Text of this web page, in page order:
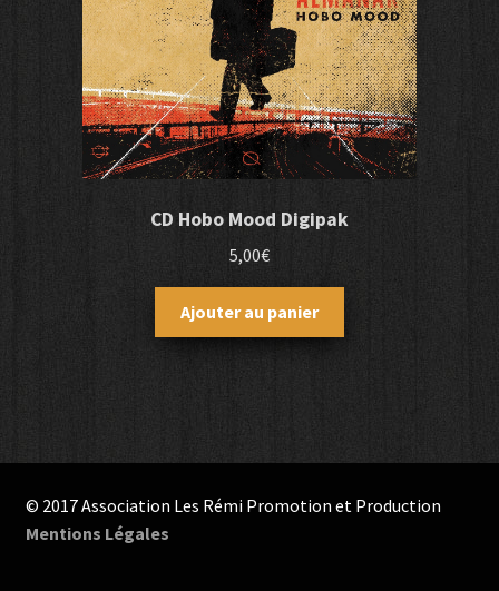
CD Hobo Mood Digipak
5,00€
Ajouter au panier
© 2017 Association Les Rémi Promotion et Production
Mentions Légales